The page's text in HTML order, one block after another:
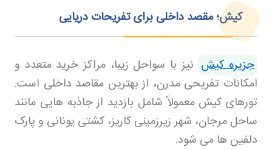
کیش؛ مقصد داخلی برای تفریحات دریایی
جزیره کیش نیز با سواحل زیبا، مراکز خرید متعدد و
امکانات تفریحی مدرن، از بهترین مقاصد داخلی است.
تورهای کیش معمولاً شامل بازدید از جاذبه هایی مانند
ساحل مرجان، شهر زیرزمینی کاریز، کشتی یونانی و پارک
دلفین ها می شود.